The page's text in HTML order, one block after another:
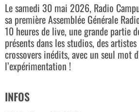
Le samedi 30 mai 2026, Radio
sa première Assemblée Générale
10 heures de live, une grande partie
présents dans les studios, des
crossovers inédits, avec un seul mot
l’expérimentation !
INFOS